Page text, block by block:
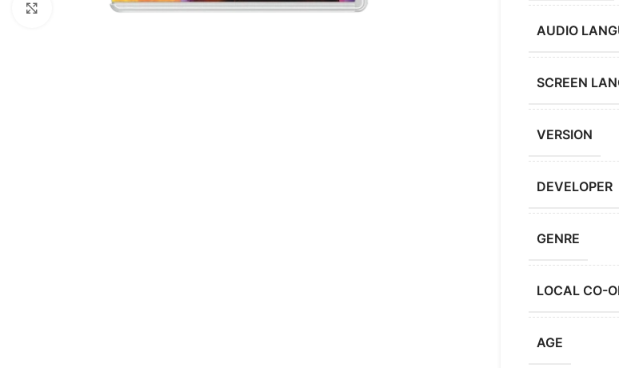
Nhấp để phóng to
AUDIO
SCREEN
VERSION
DEVELOPER
GENRE
LOCAL CO-
AGE